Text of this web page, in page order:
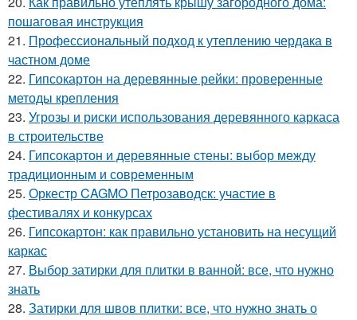
пошаговая инструкция
21. Профессиональный подход к утеплению чердака в
частном доме
22. Гипсокартон на деревянные рейки: проверенные
методы крепления
23. Угрозы и риски использования деревянного каркаса
в строительстве
24. Гипсокартон и деревянные стены: выбор между
традиционным и современным
25. Оркестр CAGMO Петрозаводск: участие в
фестивалях и конкурсах
26. Гипсокартон: как правильно установить на несущий
каркас
27. Выбор затирки для плитки в ванной: все, что нужно
знать
28. Затирки для швов плитки: все, что нужно знать о